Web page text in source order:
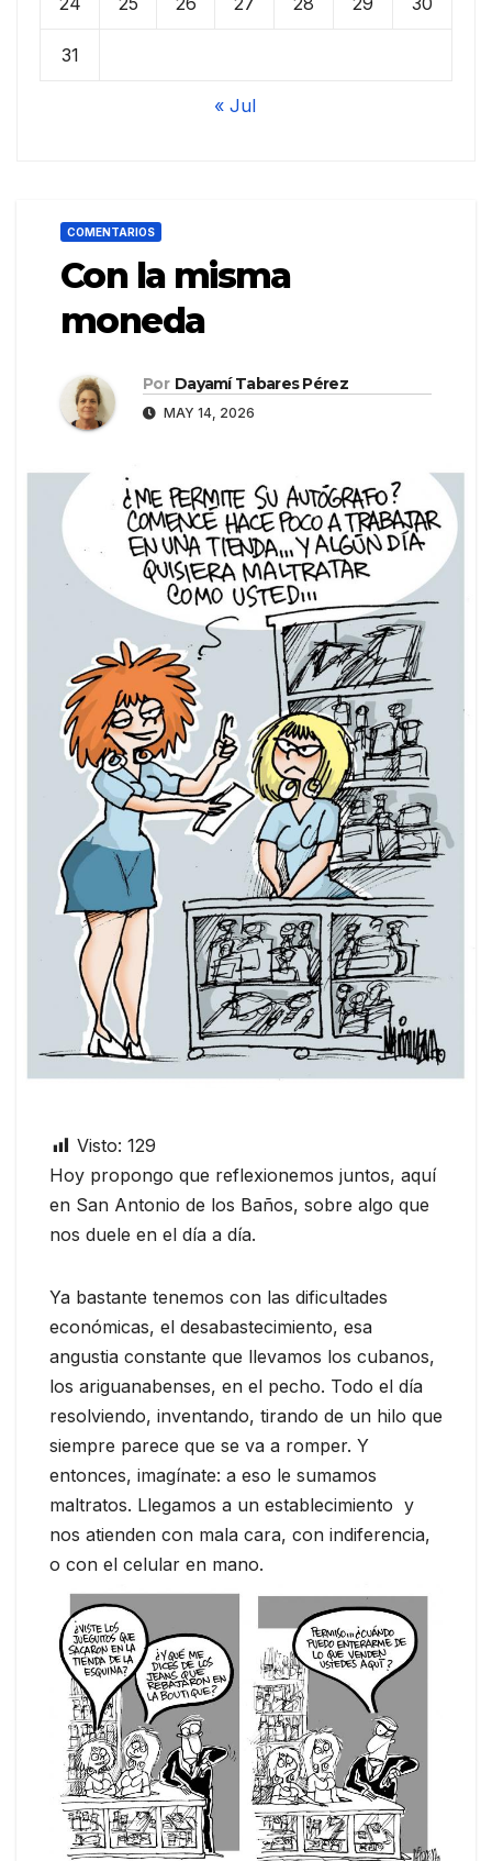
31
« Jul
COMENTARIOS
Con la misma
moneda
Por Dayamí Tabares Pérez
MAY 14, 2026
Visto: 129
Hoy propongo que reflexionemos juntos, aquí
en San Antonio de los Baños, sobre algo que
nos duele en el día a día.
Ya bastante tenemos con las dificultades
económicas, el desabastecimiento, esa
angustia constante que llevamos los cubanos,
los ariguanabenses, en el pecho. Todo el día
resolviendo, inventando, tirando de un hilo que
siempre parece que se va a romper. Y
entonces, imagínate: a eso le sumamos
maltratos. Llegamos a un establecimiento y
nos atienden con mala cara, con indiferencia,
o con el celular en mano.